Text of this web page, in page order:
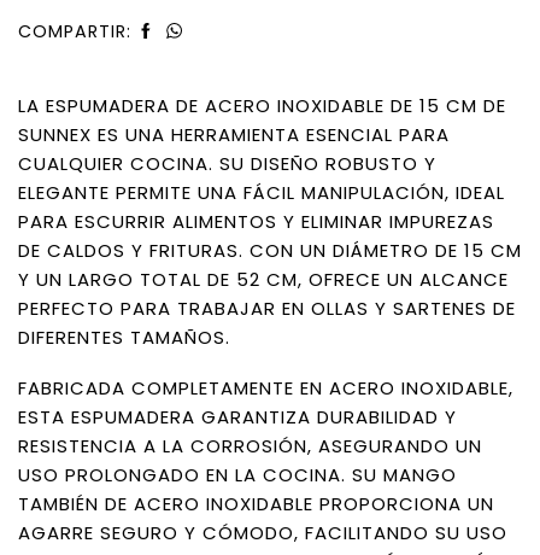
COMPARTIR:
LA ESPUMADERA DE ACERO INOXIDABLE DE 15 CM DE
SUNNEX ES UNA HERRAMIENTA ESENCIAL PARA
CUALQUIER COCINA. SU DISEÑO ROBUSTO Y
ELEGANTE PERMITE UNA FÁCIL MANIPULACIÓN, IDEAL
PARA ESCURRIR ALIMENTOS Y ELIMINAR IMPUREZAS
DE CALDOS Y FRITURAS. CON UN DIÁMETRO DE 15 CM
Y UN LARGO TOTAL DE 52 CM, OFRECE UN ALCANCE
PERFECTO PARA TRABAJAR EN OLLAS Y SARTENES DE
DIFERENTES TAMAÑOS.
FABRICADA COMPLETAMENTE EN ACERO INOXIDABLE,
ESTA ESPUMADERA GARANTIZA DURABILIDAD Y
RESISTENCIA A LA CORROSIÓN, ASEGURANDO UN
USO PROLONGADO EN LA COCINA. SU MANGO
TAMBIÉN DE ACERO INOXIDABLE PROPORCIONA UN
AGARRE SEGURO Y CÓMODO, FACILITANDO SU USO